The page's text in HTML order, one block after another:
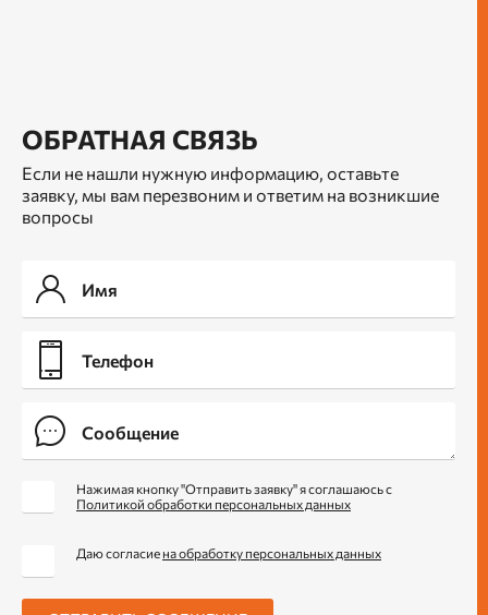
ОБРАТНАЯ СВЯЗЬ
Если не нашли нужную информацию, оставьте
заявку, мы вам перезвоним и ответим на возникшие
вопросы
Нажимая кнопку "Отправить заявку" я соглашаюсь с
Политикой обработки персональных данных
Даю согласие на обработку персональных данных